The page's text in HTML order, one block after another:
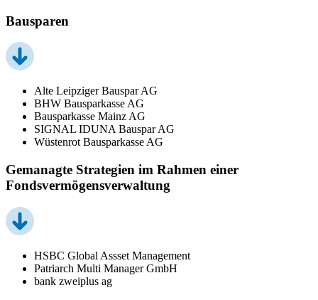
Bausparen
Alte Leipziger Bauspar AG
BHW Bausparkasse AG
Bausparkasse Mainz AG
SIGNAL IDUNA Bauspar AG
Wüstenrot Bausparkasse AG
Gemanagte Strategien im Rahmen einer
Fondsvermögensverwaltung
HSBC Global Assset Management
Patriarch Multi Manager GmbH
bank zweiplus ag